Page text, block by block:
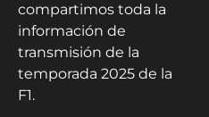
compartimos toda la
información de
transmisión de la
temporada 2025 de la
F1.